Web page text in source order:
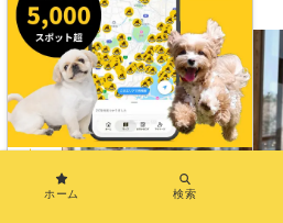
ホーム 検索